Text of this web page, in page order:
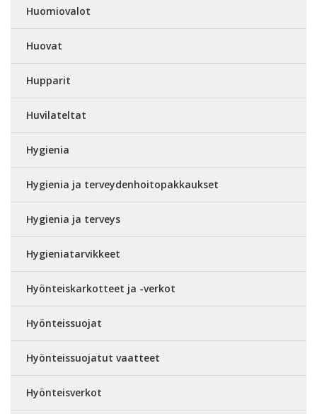
Huomiovalot
Huovat
Hupparit
Huvilateltat
Hygienia
Hygienia ja terveydenhoitopakkaukset
Hygienia ja terveys
Hygieniatarvikkeet
Hyönteiskarkotteet ja -verkot
Hyönteissuojat
Hyönteissuojatut vaatteet
Hyönteisverkot